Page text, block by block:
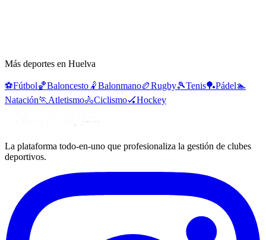
Más deportes en Huelva
⚽Fútbol🏀Baloncesto 🤾Balonmano🏉Rugby🎾Tenis🏓Pádel🏊
Natación🏃 Atletismo🚴Ciclismo🏑Hockey
La plataforma todo-en-uno que profesionaliza la gestión de clubes
deportivos.